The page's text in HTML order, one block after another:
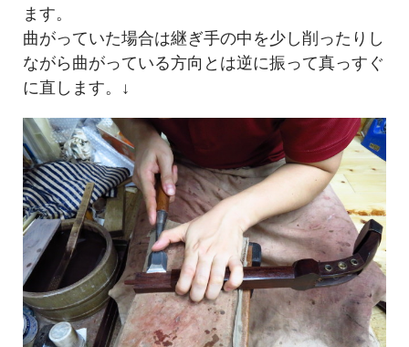
ます。
曲がっていた場合は継ぎ手の中を少し削ったりし
ながら曲がっている方向とは逆に振って真っすぐ
に直します。↓